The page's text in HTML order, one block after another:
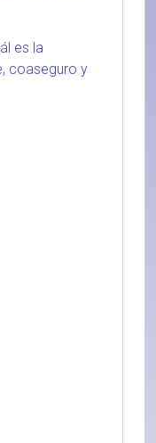
es la
coaseguro y